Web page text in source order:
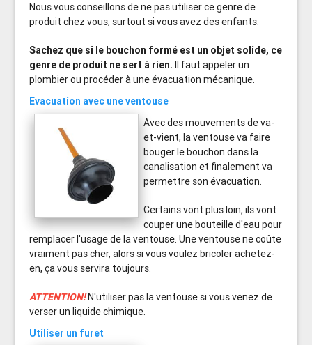
Nous vous conseillons de ne pas utiliser ce genre de
produit chez vous, surtout si vous avez des enfants.
Sachez que si le bouchon formé est un objet solide, ce
genre de produit ne sert à rien. Il faut appeler un
plombier ou procéder à une évacuation mécanique.
Evacuation avec une ventouse
Avec des mouvements de va-
et-vient, la ventouse va faire
bouger le bouchon dans la
canalisation et finalement va
permettre son évacuation.
Certains vont plus loin, ils vont
couper une bouteille d'eau pour
remplacer l'usage de la ventouse. Une ventouse ne coûte
vraiment pas cher, alors si vous voulez bricoler achetez-
en, ça vous servira toujours.
ATTENTION!N'utiliser pas la ventouse si vous venez de
verser un liquide chimique.
Utiliser un furet